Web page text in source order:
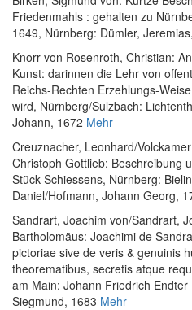
Friedenmahls : gehalten zu
1649, Nürnberg: Dümler,
Knorr von Rosenroth, Christian:
Kunst: darinnen die Lehr von
Reichs-Rechten Erzehlungs-
wird, Nürnberg/Sulzbach:
Johann, 1672 Mehr
Creuznacher, Leonhard/
Christoph Gottlieb: Beschreibung
Stück-Schiessens, Nürnberg:
Daniel/Hofmann, Johann Georg,
Sandrart, Joachim von/Sandrart,
Bartholomäus: Joachimi de
pictoriae sive de veris & genuinis
theorematibus, secretis atque
am Main: Johann Friedrich
Siegmund, 1683 Mehr